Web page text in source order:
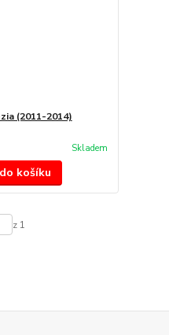
(2011-2014)
Skladem
košíku
z 1